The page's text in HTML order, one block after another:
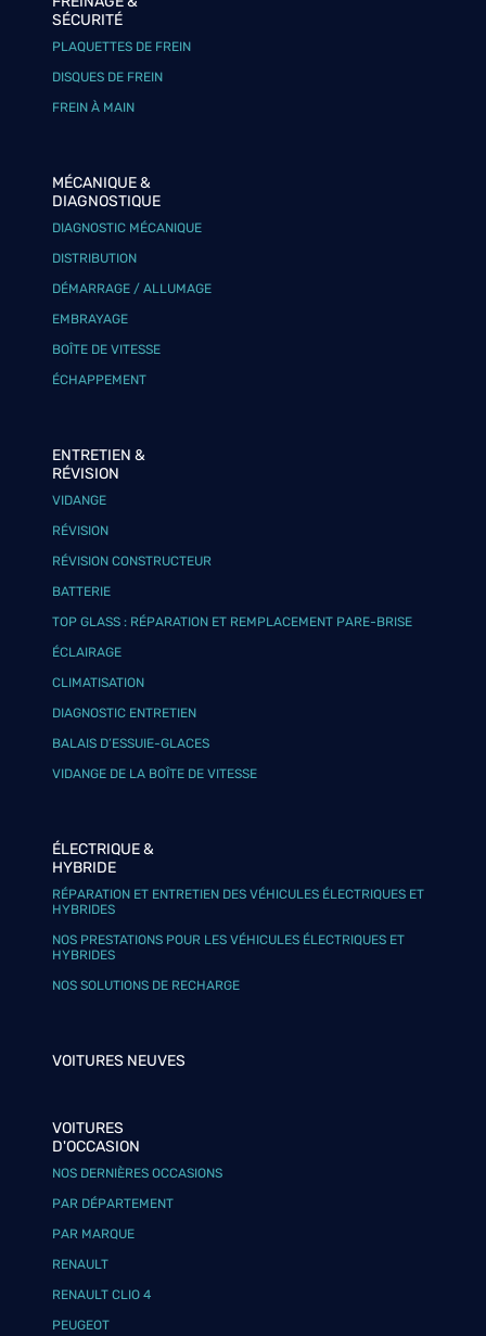
SÉCURITÉ
PLAQUETTES DE FREIN
DISQUES DE FREIN
FREIN À MAIN
MÉCANIQUE &
DIAGNOSTIQUE
DIAGNOSTIC MÉCANIQUE
DISTRIBUTION
DÉMARRAGE / ALLUMAGE
EMBRAYAGE
BOÎTE DE VITESSE
ÉCHAPPEMENT
ENTRETIEN &
RÉVISION
VIDANGE
RÉVISION
RÉVISION CONSTRUCTEUR
BATTERIE
TOP GLASS : RÉPARATION ET REMPLACEMENT PARE-BRISE
ÉCLAIRAGE
CLIMATISATION
DIAGNOSTIC ENTRETIEN
BALAIS D’ESSUIE-GLACES
VIDANGE DE LA BOÎTE DE VITESSE
ÉLECTRIQUE &
HYBRIDE
RÉPARATION ET ENTRETIEN DES VÉHICULES ÉLECTRIQUES ET
HYBRIDES
NOS PRESTATIONS POUR LES VÉHICULES ÉLECTRIQUES ET
HYBRIDES
NOS SOLUTIONS DE RECHARGE
VOITURES NEUVES
VOITURES
D'OCCASION
NOS DERNIÈRES OCCASIONS
PAR DÉPARTEMENT
PAR MARQUE
RENAULT
RENAULT CLIO 4
PEUGEOT